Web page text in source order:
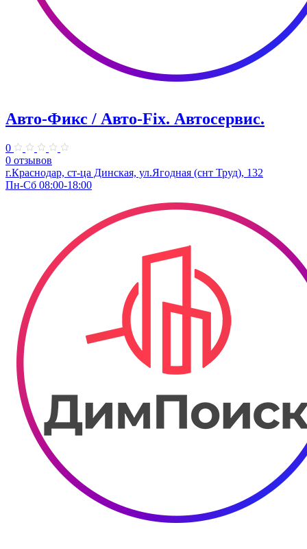
Авто-Фикс / Авто-Fix. Автосервис.
0
0 отзывов
г.Краснодар, ст-ца Динская, ул.Ягодная (снт Труд), 132
Пн-Сб 08:00-18:00